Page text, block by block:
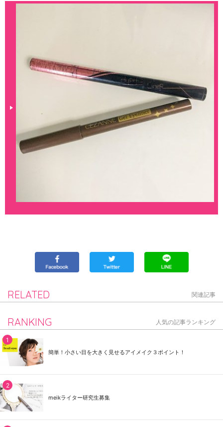
RELATED 関連記事
RANKING 人気の記事ランキング
簡単！小さい目を大きく見せるアイメイク３ポイント！
meikライター研究生募集